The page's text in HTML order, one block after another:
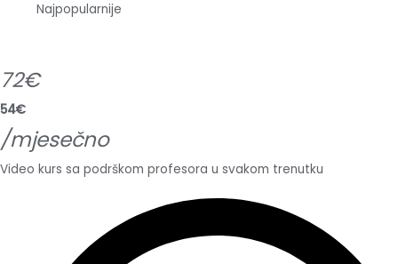
Najpopularnije
72€
54€
/mjesečno
Video kurs sa podrškom profesora u svakom trenutku